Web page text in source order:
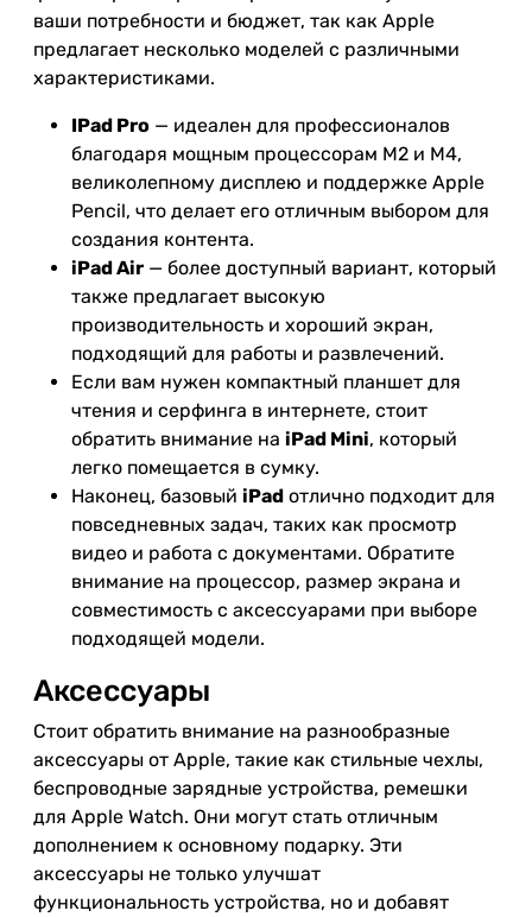
ваши потребности и бюджет, так как Apple
предлагает несколько моделей с различными
характеристиками.
IPad Pro — идеален для профессионалов
благодаря мощным процессорам M2 и M4,
великолепному дисплею и поддержке Apple
Pencil, что делает его отличным выбором для
создания контента.
iPad Air — более доступный вариант, который
также предлагает высокую
производительность и хороший экран,
подходящий для работы и развлечений.
Если вам нужен компактный планшет для
чтения и серфинга в интернете, стоит
обратить внимание на iPad Mini, который
легко помещается в сумку.
Наконец, базовый iPad отлично подходит для
повседневных задач, таких как просмотр
видео и работа с документами. Обратите
внимание на процессор, размер экрана и
совместимость с аксессуарами при выборе
подходящей модели.
Аксессуары
Стоит обратить внимание на разнообразные
аксессуары от Apple, такие как стильные чехлы,
беспроводные зарядные устройства, ремешки
для Apple Watch. Они могут стать отличным
дополнением к основному подарку. Эти
аксессуары не только улучшат
функциональность устройства, но и добавят